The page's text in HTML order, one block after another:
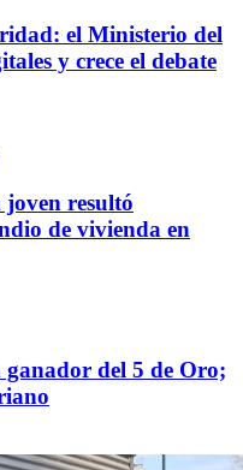
el Ministerio del
y crece el debate
joven resultó
de vivienda en
del 5 de Oro;